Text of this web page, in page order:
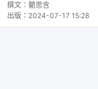
撰文： 藺思含
出版： 2024-07-17 15:28